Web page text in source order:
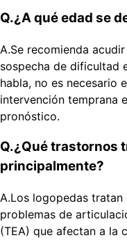
Q.¿A qué edad se
A.Se recomienda
sospecha de dificultad
habla, no es necesario
intervención temprana
pronóstico.
Q.¿Qué trastornos
principalmente?
A.Los logopedas
problemas de
(TEA) que afectan a la